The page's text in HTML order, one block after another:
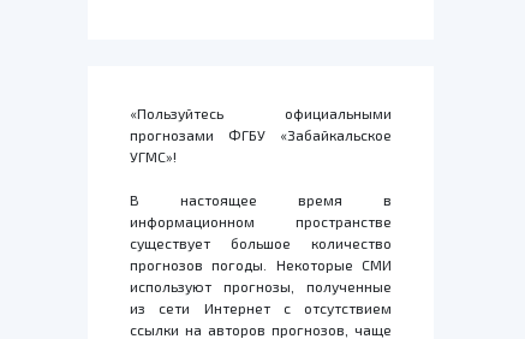
«Пользуйтесь официальными
прогнозами ФГБУ «Забайкальское
УГМС»!
В настоящее время в
информационном пространстве
существует большое количество
прогнозов погоды. Некоторые СМИ
используют прогнозы, полученные
из сети Интернет с отсутствием
ссылки на авторов прогнозов, чаще